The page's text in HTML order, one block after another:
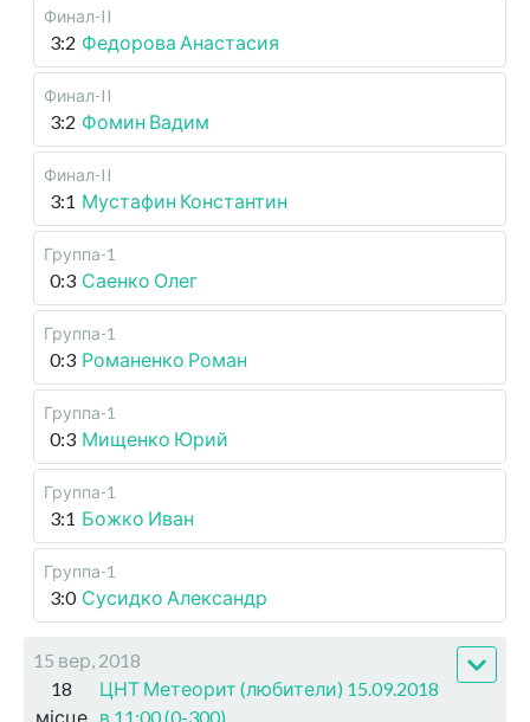
Финал-II
3:2 Федорова Анастасия
Финал-II
3:2 Фомин Вадим
Финал-II
3:1 Мустафин Константин
Группа-1
0:3 Саенко Олег
Группа-1
0:3 Романенко Роман
Группа-1
0:3 Мищенко Юрий
Группа-1
3:1 Божко Иван
Группа-1
3:0 Сусидко Александр
15 вер, 2018
18
місце
ЦНТ Метеорит (любители) 15.09.2018
в 11:00 (0-300)